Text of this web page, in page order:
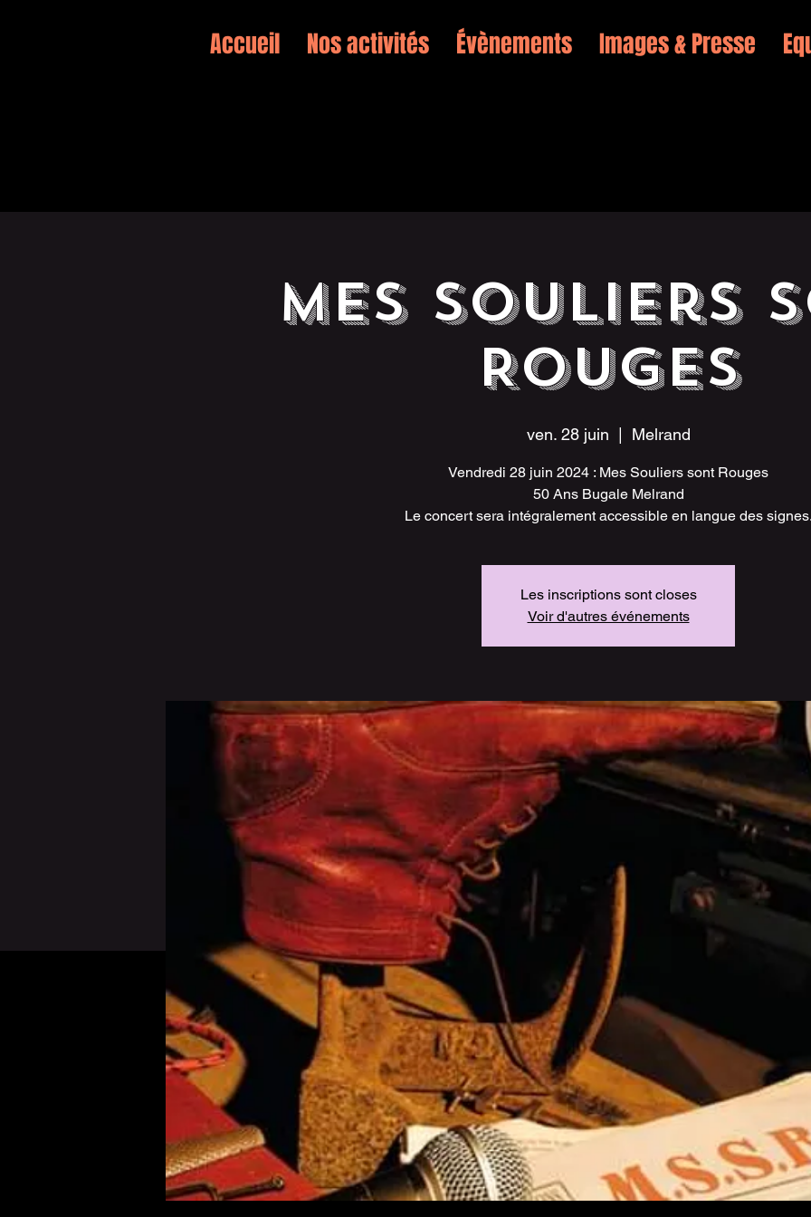
Accueil Nos activités Évènements Images & Presse
Mes Souliers
Rouges
ven. 28 juin Melrand
Vendredi 28 juin 2024 : Mes Souliers sont Rouges
50 Ans Bugale Melrand
Le concert sera intégralement accessible en langue des
Les inscriptions sont closes
Voir d'autres événements